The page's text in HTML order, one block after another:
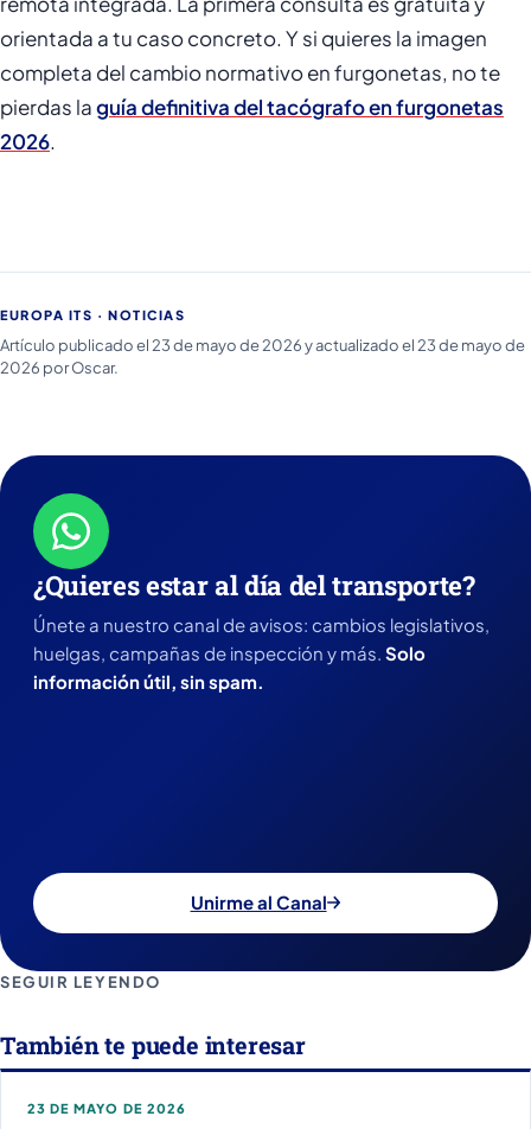
orientada a tu caso concreto. Y si quieres la imagen
completa del cambio normativo en furgonetas, no te
pierdas laguía definitiva del tacógrafo en furgonetas
2026.
EUROPA ITS · NOTICIAS
Artículo publicado el 23 de mayo de 2026 y actualizado el 23 de mayo de
2026 por Oscar.
¿Quieres estar al día del transporte?
Únete a nuestro canal de avisos: cambios legislativos,
huelgas, campañas de inspección y más. Solo
información útil, sin spam.
Unirme al Canal
SEGUIR LEYENDO
También te puede interesar
23 DE MAYO DE 2026